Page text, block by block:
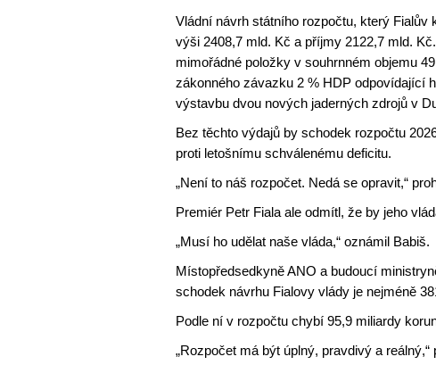
Vládní návrh státního rozpočtu, který
výši 2408,7 mld. Kč a příjmy 2122,7 mld.
mimořádné položky v souhrnném objemu
zákonného závazku 2 % HDP odpovídající
výstavbu dvou nových jaderných zdrojů v
Bez těchto výdajů by schodek rozpočtu
proti letošnímu schválenému deficitu.
„Není to náš rozpočet. Nedá se opravit,“
Premiér Petr Fiala ale odmítl, že by jeho
„Musí ho udělat naše vláda,“ oznámil Babiš.
Místopředsedkyně ANO a budoucí
schodek návrhu Fialovy vlády je nejméně
Podle ní v rozpočtu chybí 95,9 miliardy
„Rozpočet má být úplný, pravdivý a